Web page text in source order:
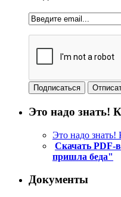
Это надо знать!
Это надо знать!
Скачать PDF-
пришла беда"
Документы